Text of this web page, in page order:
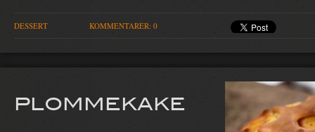
DESSERT KOMMENTARER: 0
PLOMMEKAKE